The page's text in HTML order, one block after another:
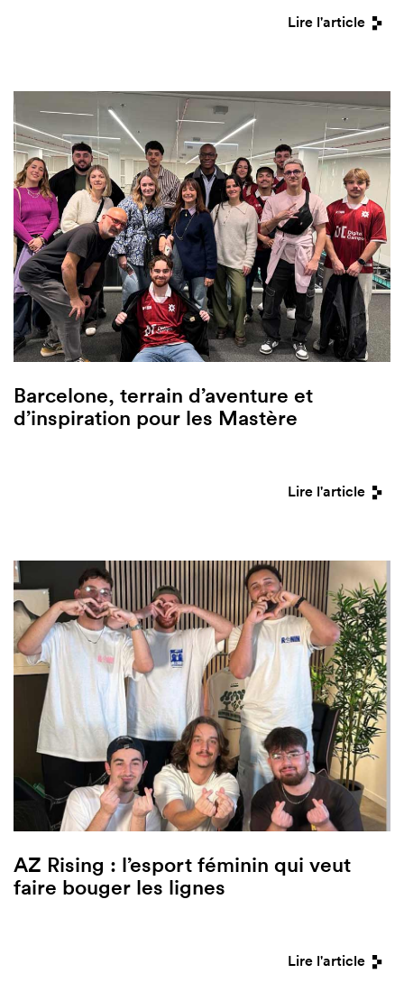
Lire l'article
Barcelone, terrain d’aventure et
d’inspiration pour les Mastère
Lire l'article
AZ Rising : l’esport féminin qui veut
faire bouger les lignes
Lire l'article